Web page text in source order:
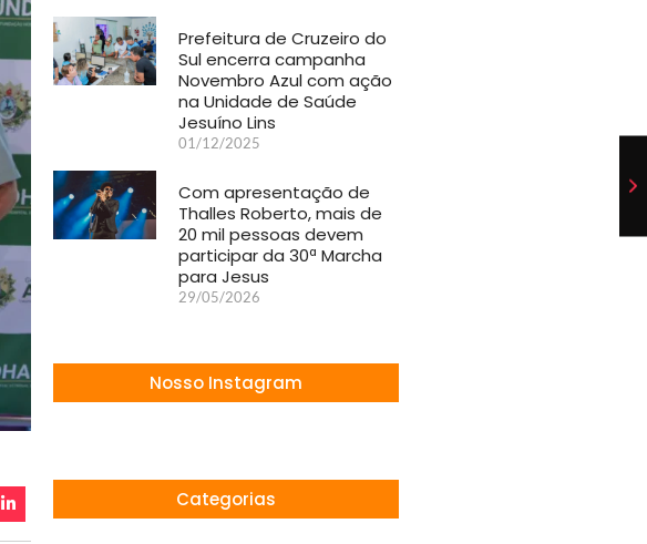
Prefeitura de Cruzeiro do
Sul encerra campanha
Novembro Azul com ação
na Unidade de Saúde
Jesuíno Lins
01/12/2025
Com apresentação de
Thalles Roberto, mais de
20 mil pessoas devem
participar da 30ª Marcha
para Jesus
29/05/2026
Nosso Instagram
Categorias